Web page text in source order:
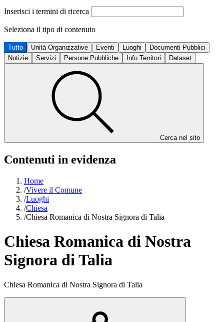
Inserisci i termini di ricerca
Seleziona il tipo di contenuto
Tutto Unità Organizzative Eventi Luoghi
Documenti Pubblici
Notizie
Servizi Persone Pubbliche Info Territori Dataset
Cerca nel sito
Contenuti in evidenza
Home
/Vivere il Comune
/Luoghi
/Chiesa
/Chiesa Romanica di Nostra Signora di Talia
Chiesa Romanica di Nostra
Signora di Talia
Chiesa Romanica di Nostra Signora di Talia